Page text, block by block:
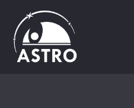
Saltar
al
contenido